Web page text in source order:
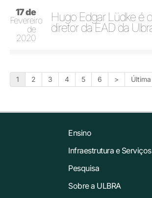
17 de
Fevereiro
de
2020
Hugo Edgar Lüdke é
diretor da EAD da
1 2 3 4 5 6 > Última
Ensino
Infraestrutura e Serviços
Pesquisa
Sobre a ULBRA